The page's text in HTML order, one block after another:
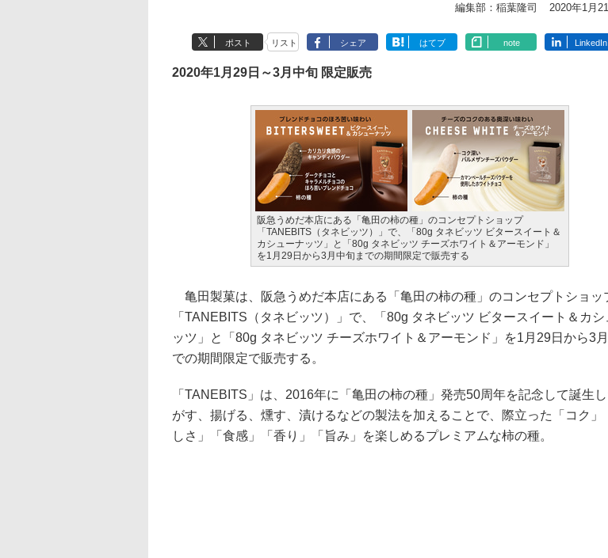
編集部：稲葉隆司 2020年1月
ポスト リスト シェア はてブ note LinkedIn
2020年1月29日～3月中旬 限定販売
阪急うめだ本店にある「亀田の柿の種」のコンセプトショップ
「TANEBITS（タネビッツ）」で、「80g タネビッツ ビタースイート＆
カシューナッツ」と「80g タネビッツ チーズホワイト＆アーモンド」
を1月29日から3月中旬までの期間限定で販売する
亀田製菓は、阪急うめだ本店にある「亀田の柿の種」のコンセプトショッ
「TANEBITS（タネビッツ）」で、「80g タネビッツ ビタースイート＆カシ
ッツ」と「80g タネビッツ チーズホワイト＆アーモンド」を1月29日から3
での期間限定で販売する。
「TANEBITS」は、2016年に「亀田の柿の種」発売50周年を記念して誕生
がす、揚げる、燻す、漬けるなどの製法を加えることで、際立った「コク」
しさ」「食感」「香り」「旨み」を楽しめるプレミアムな柿の種。